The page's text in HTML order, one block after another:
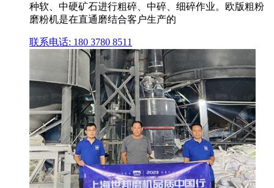
种软、中硬矿石进行粗碎、中碎、细碎作业。欧版粗粉
磨粉机是在直通磨结合客户生产的
联系电话: 180 3780 8511